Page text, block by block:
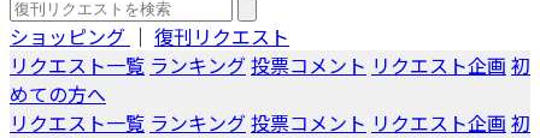
ショッピング ｜ 復刊リクエスト
リクエスト一覧 ランキング投票コメント リクエスト企画 初
めての方へ
リクエスト一覧 ランキング投票コメント リクエスト企画 初